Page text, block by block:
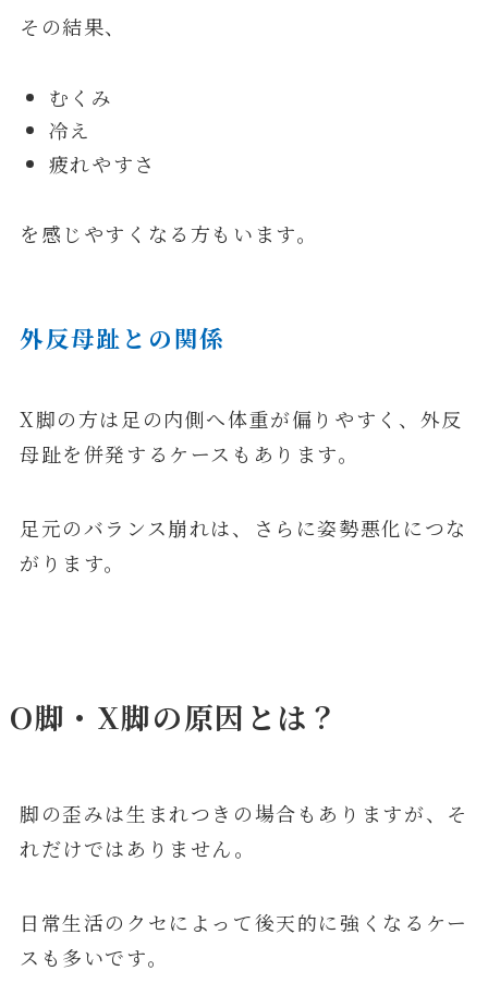
その結果、
むくみ
冷え
疲れやすさ
を感じやすくなる方もいます。
外反母趾との関係
X脚の方は足の内側へ体重が偏りやすく、外反
母趾を併発するケースもあります。
足元のバランス崩れは、さらに姿勢悪化につな
がります。
O脚・X脚の原因とは？
脚の歪みは生まれつきの場合もありますが、そ
れだけではありません。
日常生活のクセによって後天的に強くなるケー
スも多いです。